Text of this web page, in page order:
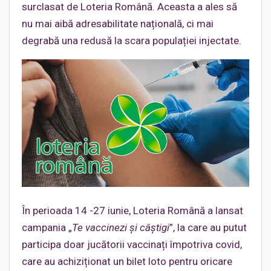
surclasat de Loteria Română. Aceasta a ales să
nu mai aibă adresabilitate națională, ci mai
degrabă una redusă la scara populației injectate.
În perioada 14 -27 iunie, Loteria Română a lansat
campania „Te vaccinezi și câștigi”, la care au putut
participa doar jucătorii vaccinați împotriva covid,
care au achiziționat un bilet loto pentru oricare